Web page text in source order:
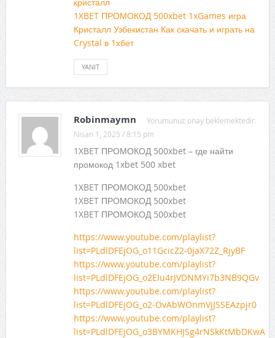
1XBET ПРОМОКОД 500xbet 1xGames игра
Кристалл Узбекистан Как скачать и играть на
Crystal в 1хбет
YANIT
Yorumunuz onay beklemektedir.
Robinmaymn
Nisan 1, 2025 / 8:15 pm
1XBET ПРОМОКОД 500xbet – где найти
промокод 1xbet 500 xbet
1XBET ПРОМОКОД 500xbet
1XBET ПРОМОКОД 500xbet
1XBET ПРОМОКОД 500xbet
https://www.youtube.com/playlist?
list=PLdlDFEjOG_o11GcicZ2-0jaX72Z_RjyBF
https://www.youtube.com/playlist?
list=PLdlDFEjOG_o2Elu4rJVDNMYi7b3NB9QGv
https://www.youtube.com/playlist?
list=PLdlDFEjOG_o2-OvAbWOnmVjJSSEAzpjr0
https://www.youtube.com/playlist?
list=PLdlDFEjOG_o3BYMKHJSg4rNSkKtMbDKwA